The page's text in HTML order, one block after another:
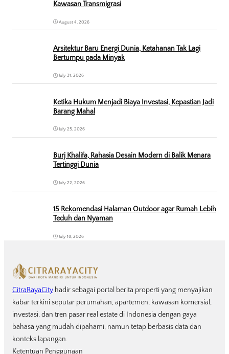
Kawasan Transmigrasi
August 4, 2026
Arsitektur Baru Energi Dunia, Ketahanan Tak Lagi
Bertumpu pada Minyak
July 31, 2026
Ketika Hukum Menjadi Biaya Investasi, Kepastian Jadi
Barang Mahal
July 25, 2026
Burj Khalifa, Rahasia Desain Modern di Balik Menara
Tertinggi Dunia
July 22, 2026
15 Rekomendasi Halaman Outdoor agar Rumah Lebih
Teduh dan Nyaman
July 18, 2026
CitraRayaCity hadir sebagai portal berita properti yang menyajikan
kabar terkini seputar perumahan, apartemen, kawasan komersial,
investasi, dan tren pasar real estate di Indonesia dengan gaya
bahasa yang mudah dipahami, namun tetap berbasis data dan
konteks lapangan.
Ketentuan Penggunaan